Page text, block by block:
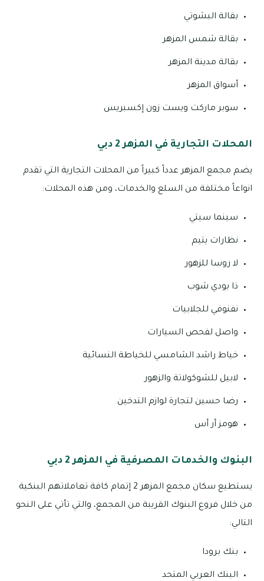
بقالة البشوتي
بقالة شمس المزهر
بقالة مدينة المزهر
أسواق المزهر
سوبر ماركت ويست زون إكسبريس
المحلات التجارية في المزهر 2 دبي
يضم مجمع المزهر عدداً كبيراً من المحلات التجارية التي تقدم
انواعاً مختلفة من السلع والخدمات، ومن هذه المحلات:
سينما سيتي
نظارات يتيم
لا روسا للزهور
ذا بودي شوب
نفنوفي للجلابيات
واصل لفحص السيارات
خياط راشد الشامسي للخياطة النسائية
لابيل للشوكولاتة والزهور
رضا حسين لتجارة لوازم التدخين
هومز أر أس
البنوك والخدمات المصرفية في المزهر 2 دبي
يستطيع سكان مجمع المزهر 2 إتمام كافة تعاملاتهم البنكية
من خلال فروع البنوك القريبة من المجمع، والتي تأتي على النحو
التالي:
بنك برودا
البنك العربي المتحد